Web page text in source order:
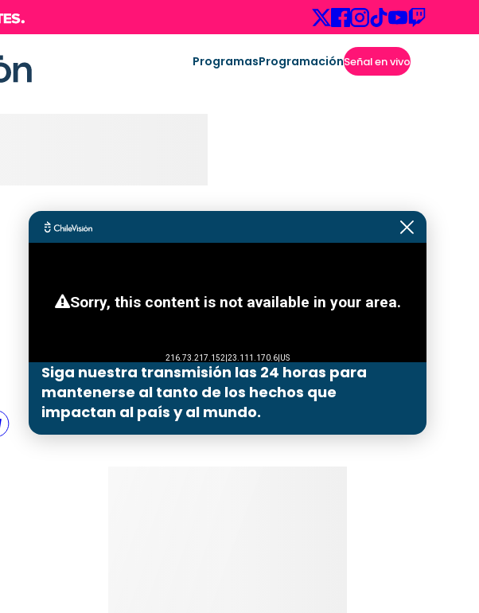
ProgramasProgramaciónSeñal en vivo
Siga nuestra transmisión las 24 horas para
mantenerse al tanto de los hechos que
impactan al país y al mundo.